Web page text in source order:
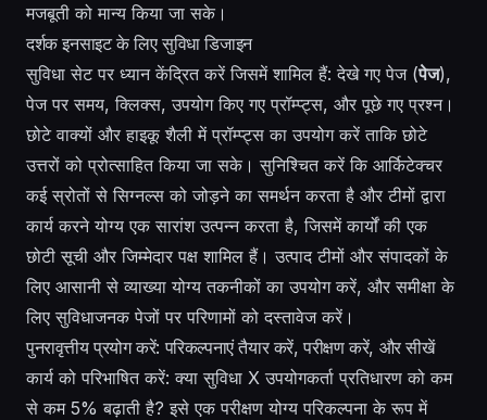
मजबूती को मान्य किया जा सके।
दर्शक इनसाइट के लिए सुविधा डिजाइन
सुविधा सेट पर ध्यान केंद्रित करें जिसमें शामिल हैं: देखे गए पेज (पेज),
पेज पर समय, क्लिक्स, उपयोग किए गए प्रॉम्प्ट्स, और पूछे गए प्रश्न।
छोटे वाक्यों और हाइकू शैली में प्रॉम्प्ट्स का उपयोग करें ताकि छोटे
उत्तरों को प्रोत्साहित किया जा सके। सुनिश्चित करें कि आर्किटेक्चर
कई स्रोतों से सिग्नल्स को जोड़ने का समर्थन करता है और टीमों द्वारा
कार्य करने योग्य एक सारांश उत्पन्न करता है, जिसमें कार्यों की एक
छोटी सूची और जिम्मेदार पक्ष शामिल हैं। उत्पाद टीमों और संपादकों के
लिए आसानी से व्याख्या योग्य तकनीकों का उपयोग करें, और समीक्षा के
लिए सुविधाजनक पेजों पर परिणामों को दस्तावेज करें।
पुनरावृत्तीय प्रयोग करें: परिकल्पनाएं तैयार करें, परीक्षण करें, और सीखें
कार्य को परिभाषित करें: क्या सुविधा X उपयोगकर्ता प्रतिधारण को कम
से कम 5% बढ़ाती है? इसे एक परीक्षण योग्य परिकल्पना के रूप में